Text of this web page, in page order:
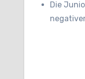
Die